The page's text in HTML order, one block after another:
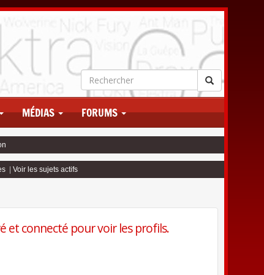
MÉDIAS FORUMS
Voir les sujets actifs
et connecté pour voir les profils.